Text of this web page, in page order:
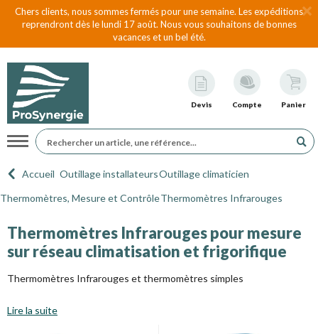
Chers clients, nous sommes fermés pour une semaine. Les expéditions
reprendront dès le lundi 17 août. Nous vous souhaitons de bonnes
vacances et un bel été.
Devis Compte Panier
Navigation
Accueil Outillage installateursOutillage climaticien
Thermomètres, Mesure et ContrôleThermomètres Infrarouges
Thermomètres Infrarouges pour mesure
sur réseau climatisation et frigorifique
Thermomètres Infrarouges et thermomètres simples
Lire la suite